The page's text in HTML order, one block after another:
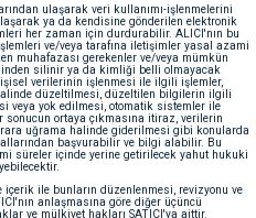
ulaşarak veri kullanımı-işlenmelerini
ya da kendisine gönderilen elektronik
her zaman için durdurabilir. ALICI'nın bu
ve/veya tarafına iletişimler yasal azami
muhafazası gerekenler ve/veya mümkün
silinir ya da kimliği belli olmayacak
verilerinin işlenmesi ile ilgili işlemler,
düzeltilmesi, düzeltilen bilgilerin ilgili
veya yok edilmesi, otomatik sistemler ile
ortaya çıkmasına itiraz, verilerin
uğrama halinde giderilmesi gibi konularda
başvurabilir ve bilgi alabilir. Bu
süreler içinde yerine getirilecek yahut hukuki
içerik ile bunların düzenlenmesi, revizyonu ve
anlaşmasına göre diğer üçüncü
ve mülkiyet hakları SATICI'ya aittir.